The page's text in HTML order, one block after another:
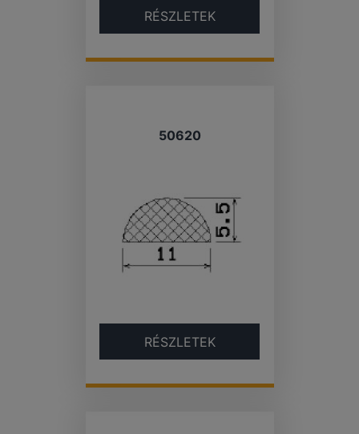
RÉSZLETEK
50620
RÉSZLETEK